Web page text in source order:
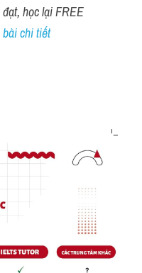
học lại FREE
chi tiết